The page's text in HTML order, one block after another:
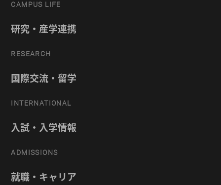
CAMPUS LIFE
研究・産学連携
RESEARCH
国際交流・留学
INTERNATIONAL
入試・入学情報
ADMISSIONS
就職・キャリア